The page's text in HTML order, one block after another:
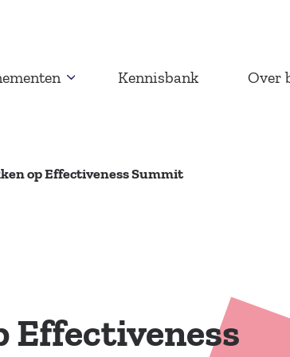
Kennisbank Over
op Effectiveness Summit